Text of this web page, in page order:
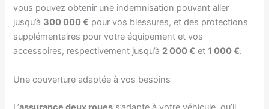
vous pouvez obtenir une indemnisation pouvant aller
jusqu’à 300 000 € pour vos blessures, et des protections
supplémentaires pour votre équipement et vos
accessoires, respectivement jusqu’à 2 000 € et1 000 €.
Une couverture adaptée à vos besoins